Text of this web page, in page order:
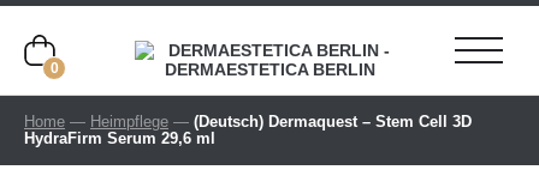
0
Home — Heimpflege — (Deutsch) Dermaquest – Stem Cell 3D
HydraFirm Serum 29,6 ml